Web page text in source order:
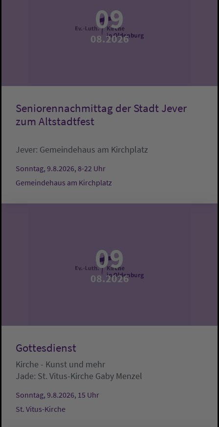
09
08.2026
Seniorennachmittag der Stadt Jever
zum Altstadtfest
Jever: Gemeindehaus am Kirchplatz
Sonntag, 9.8.2026, 8-22 Uhr
Gemeindehaus am Kirchplatz
09
08.2026
Gottesdienst
Kirche - Kunst und mehr
Jade: St. Vitus-Kirche Gaby Menzel
Sonntag, 9.8.2026, 15 Uhr
St. Vitus-Kirche